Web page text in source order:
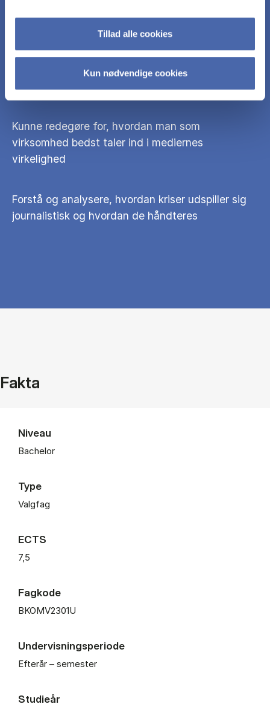
Tillad alle cookies
Kun nødvendige cookies
kommunikationsindsatsen
Demonstrere forståelse for, hvordan journalistik
adskiller sig fra PR
Kunne redegøre for, hvordan man som
virksomhed bedst taler ind i mediernes
virkelighed
Forstå og analysere, hvordan kriser udspiller sig
journalistisk og hvordan de håndteres
Fakta
Niveau
Bachelor
Type
Valgfag
ECTS
7,5
Fagkode
BKOMV2301U
Undervisningsperiode
Efterår – semester
Studieår